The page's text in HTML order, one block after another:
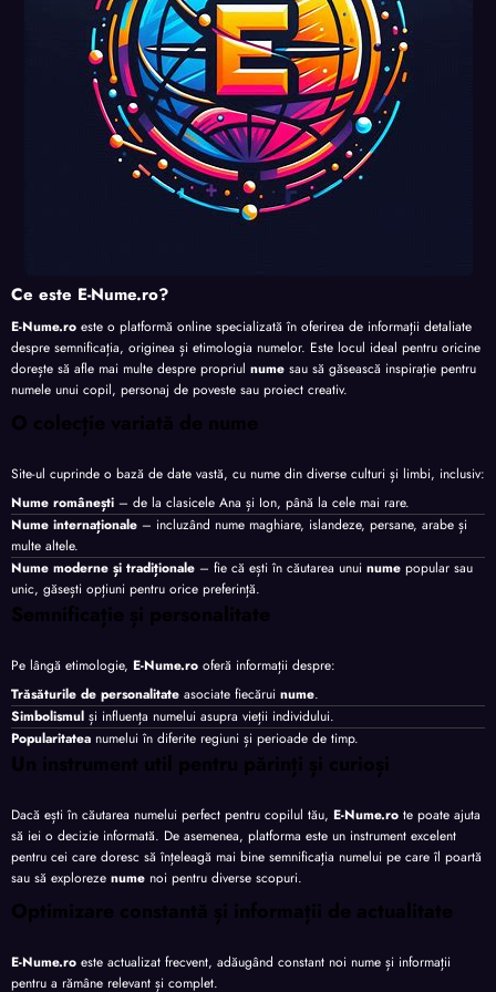
Ce este E-Nume.ro?
E-Nume.ro este o platformă online specializată în oferirea de informații detaliate
despre semnificația, originea și etimologia numelor. Este locul ideal pentru oricine
dorește să afle mai multe despre propriul nume sau să găsească inspirație pentru
numele unui copil, personaj de poveste sau proiect creativ.
O colecție variată de nume
Site-ul cuprinde o bază de date vastă, cu nume din diverse culturi și limbi, inclusiv:
Nume românești – de la clasicele Ana și Ion, până la cele mai rare.
Nume internaționale – incluzând nume maghiare, islandeze, persane, arabe și
multe altele.
Nume moderne și tradiționale – fie că ești în căutarea unui nume popular sau
unic, găsești opțiuni pentru orice preferință.
Semnificație și personalitate
Pe lângă etimologie, E-Nume.ro oferă informații despre:
Trăsăturile de personalitate asociate fiecărui nume.
Simbolismul și influența numelui asupra vieții individului.
Popularitatea numelui în diferite regiuni și perioade de timp.
Un instrument util pentru părinți și curioși
Dacă ești în căutarea numelui perfect pentru copilul tău, E-Nume.ro te poate ajuta
să iei o decizie informată. De asemenea, platforma este un instrument excelent
pentru cei care doresc să înțeleagă mai bine semnificația numelui pe care îl poartă
sau să exploreze nume noi pentru diverse scopuri.
Optimizare constantă și informații de actualitate
E-Nume.ro este actualizat frecvent, adăugând constant noi nume și informații
pentru a rămâne relevant și complet.